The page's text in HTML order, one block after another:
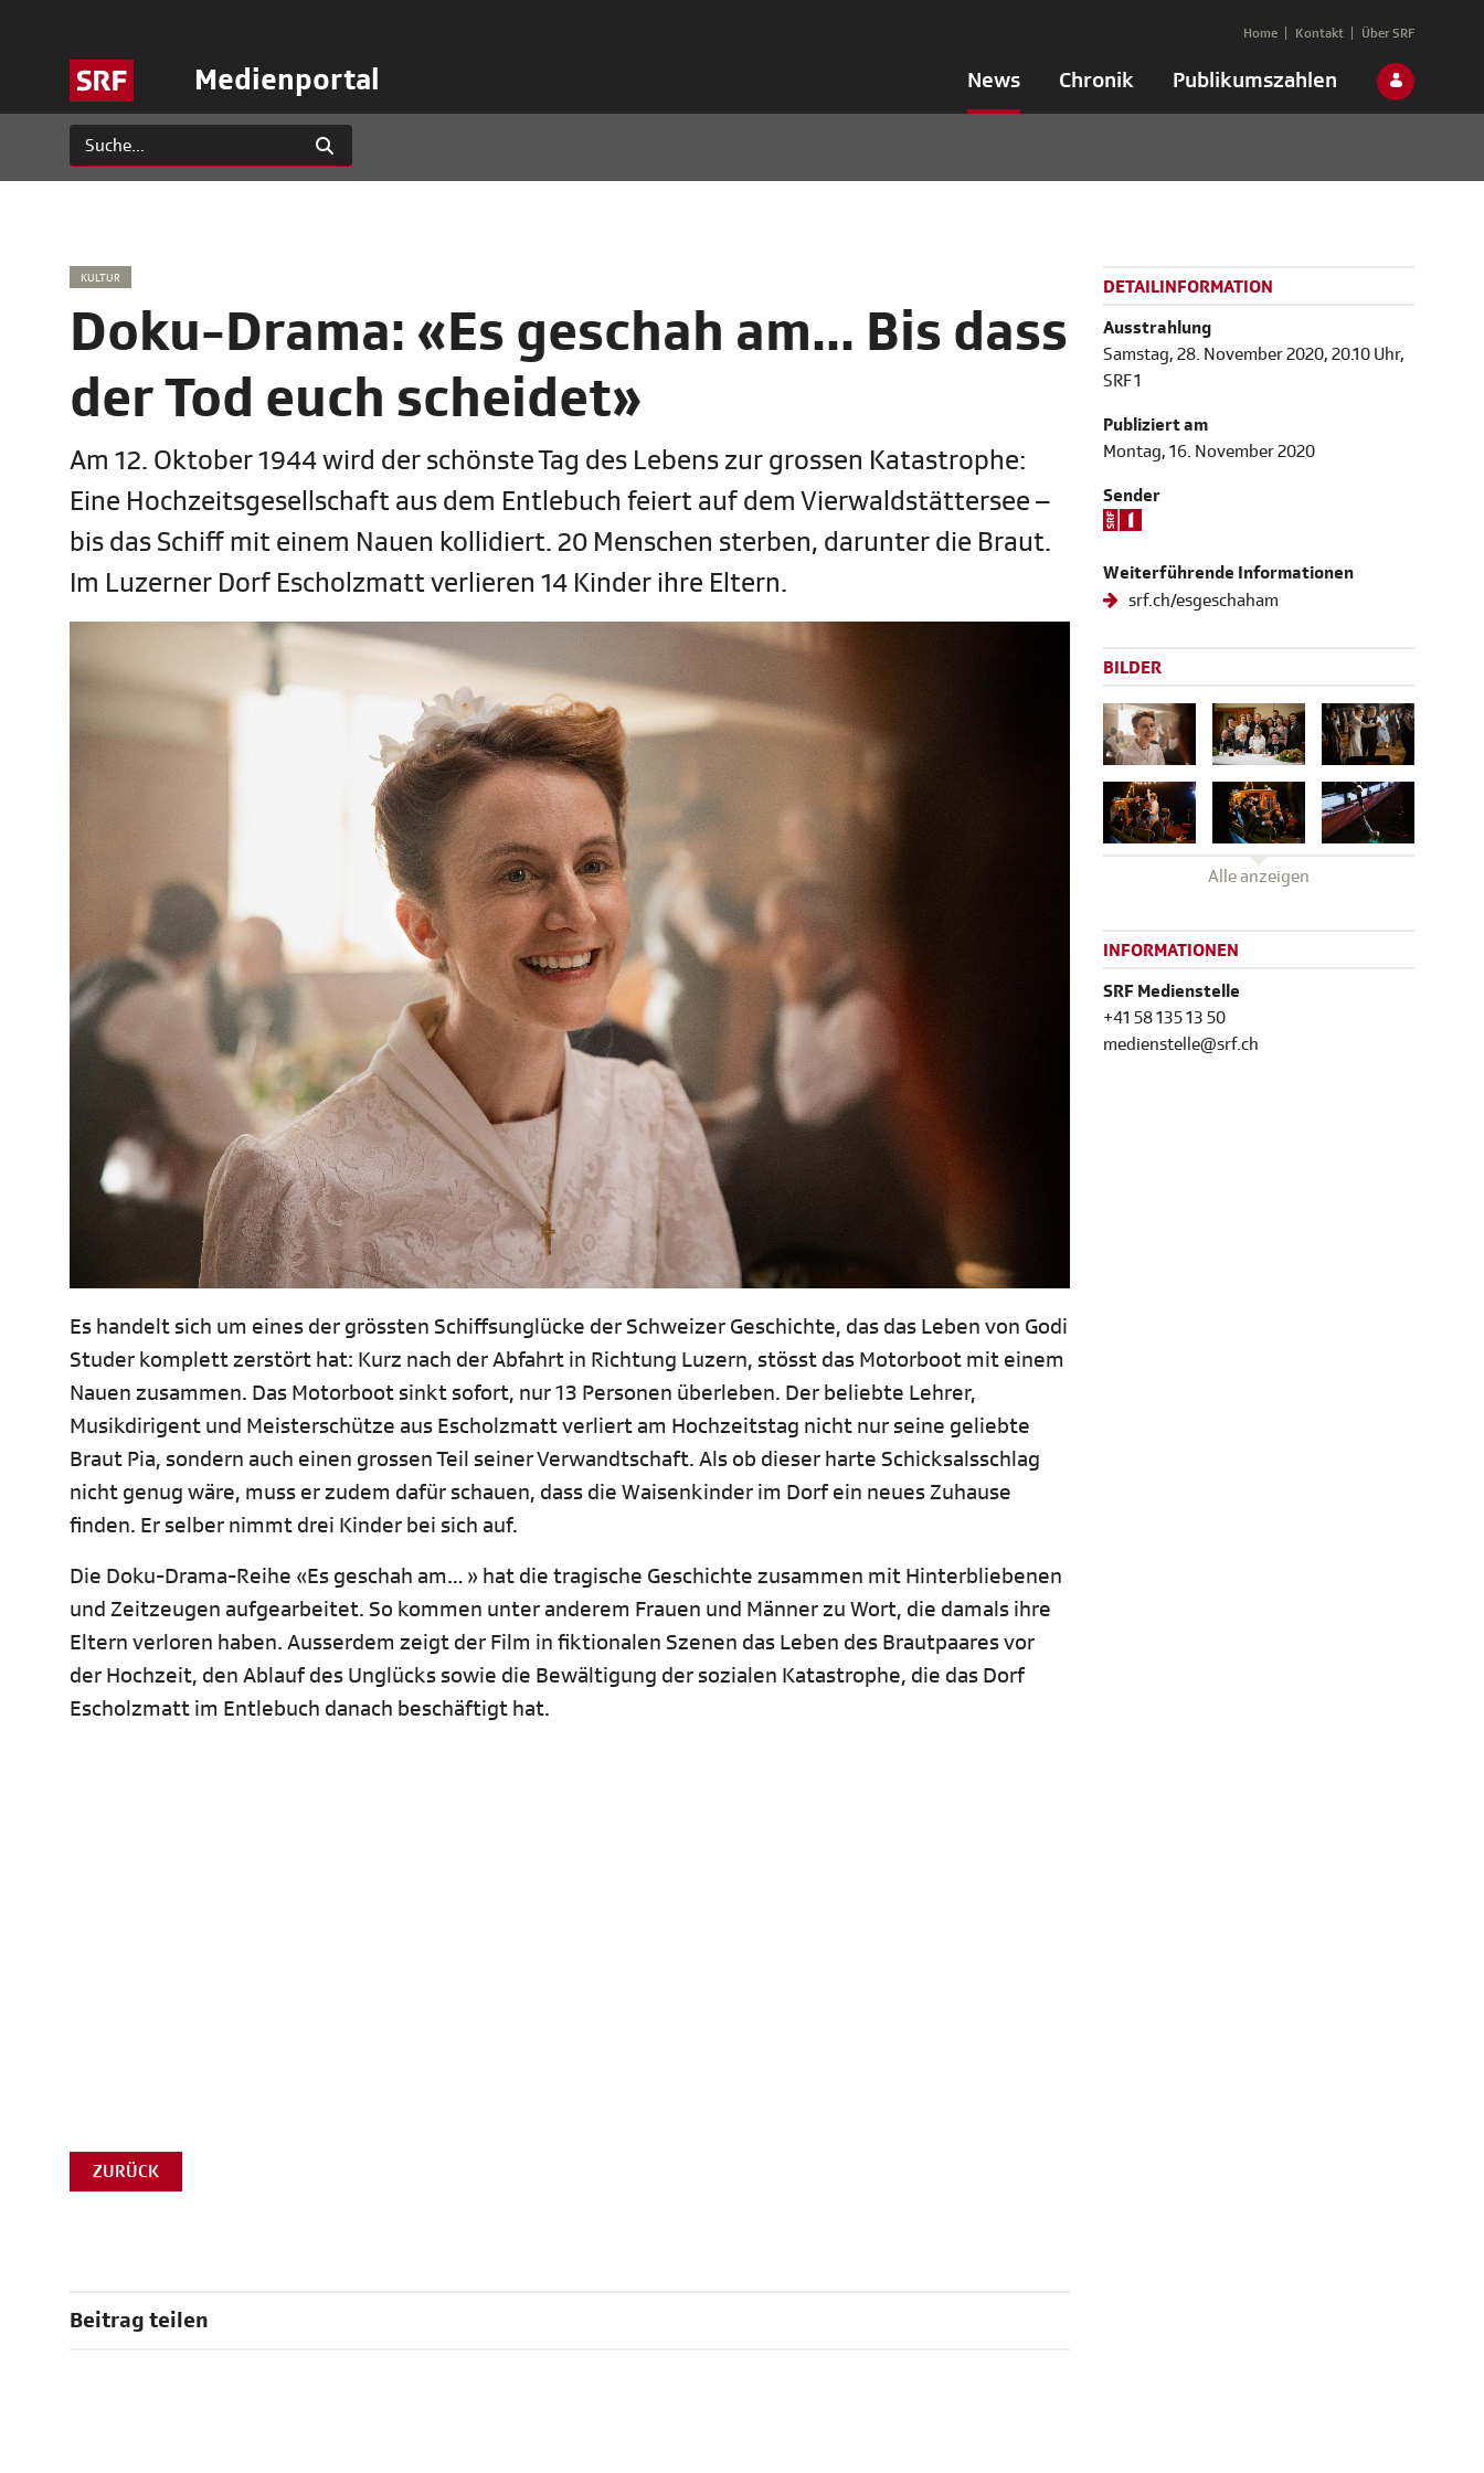
Medienportal News Chronik Publikumszahlen
Home Kontakt Über SRF
KULTUR
Doku-Drama: «Es geschah am… Bis dass
der Tod euch scheidet»
Am 12. Oktober 1944 wird der schönste Tag des Lebens zur grossen Katastrophe:
Eine Hochzeitsgesellschaft aus dem Entlebuch feiert auf dem Vierwaldstättersee –
bis das Schiff mit einem Nauen kollidiert. 20 Menschen sterben, darunter die Braut.
Im Luzerner Dorf Escholzmatt verlieren 14 Kinder ihre Eltern.
Es handelt sich um eines der grössten Schiffsunglücke der Schweizer Geschichte, das das Leben von Godi
Studer komplett zerstört hat: Kurz nach der Abfahrt in Richtung Luzern, stösst das Motorboot mit einem
Nauen zusammen. Das Motorboot sinkt sofort, nur 13 Personen überleben. Der beliebte Lehrer,
Musikdirigent und Meisterschütze aus Escholzmatt verliert am Hochzeitstag nicht nur seine geliebte
Braut Pia, sondern auch einen grossen Teil seiner Verwandtschaft. Als ob dieser harte Schicksalsschlag
nicht genug wäre, muss er zudem dafür schauen, dass die Waisenkinder im Dorf ein neues Zuhause
finden. Er selber nimmt drei Kinder bei sich auf.
Die Doku-Drama-Reihe «Es geschah am… » hat die tragische Geschichte zusammen mit Hinterbliebenen
und Zeitzeugen aufgearbeitet. So kommen unter anderem Frauen und Männer zu Wort, die damals ihre
Eltern verloren haben. Ausserdem zeigt der Film in fiktionalen Szenen das Leben des Brautpaares vor
der Hochzeit, den Ablauf des Unglücks sowie die Bewältigung der sozialen Katastrophe, die das Dorf
Escholzmatt im Entlebuch danach beschäftigt hat.
ZURÜCK
Beitrag teilen
DETAILINFORMATION
Ausstrahlung
Samstag, 28. November 2020, 20.10 Uhr,
SRF 1
Publiziert am
Montag, 16. November 2020
Sender
Weiterführende Informationen
srf.ch/esgeschaham
BILDER
Alle anzeigen
INFORMATIONEN
SRF Medienstelle
+41 58 135 13 50
medienstelle@srf.ch